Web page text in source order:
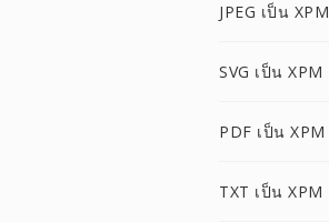
JPEG เป็น XPM
SVG เป็น XPM
PDF เป็น XPM
TXT เป็น XPM